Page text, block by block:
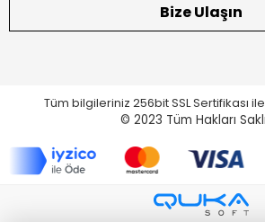
Bize Ulaşın
Tüm bilgileriniz 256bit SSL Sertifikası
© 2023 Tüm Hakları